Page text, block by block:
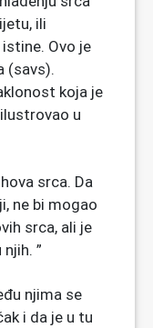
ili
Ovo je
(savs).
koja je
u
srca. Da
ne bi mogao
srca, ali je
”
njima se
i da je u tu